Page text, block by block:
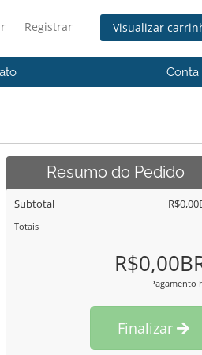
Registrar Visualizar
Conta
Resumo do Pedido
Subtotal
Totais
Pagamento
Finalizar